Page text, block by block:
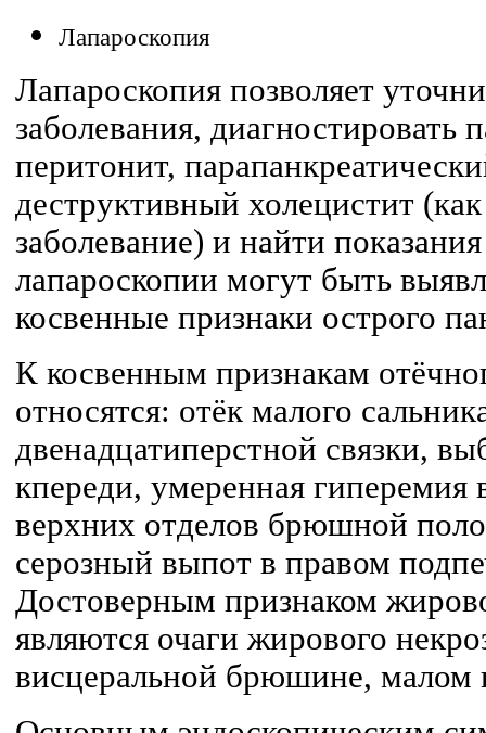
Лапароскопия
Лапароскопия позволяет
заболевания, диагностировать
перитонит,
деструктивный холецистит
заболевание) и найти
лапароскопии могут быть
косвенные признаки острого
К косвенным признакам
относятся: отёк малого
двенадцатиперстной связки,
кпереди, умеренная
верхних отделов брюшной
серозный выпот в правом
Достоверным признаком
являются очаги жирового
висцеральной брюшине, малом